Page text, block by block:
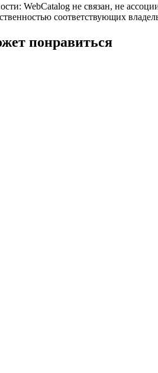
WebCatalog не связан, не
соответствующих
понравиться